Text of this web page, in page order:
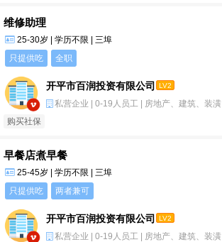
维修助理
25-30岁 | 学历不限 | 三埠
只提供吃
全职
开平市百润投资有限公司 LV2
私营企业 | 0-19人员工 | 房地产、建筑、装潢
购买社保
早餐店煮早餐
25-45岁 | 学历不限 | 三埠
只提供吃
两者兼可
开平市百润投资有限公司 LV2
私营企业 | 0-19人员工 | 房地产、建筑、装潢